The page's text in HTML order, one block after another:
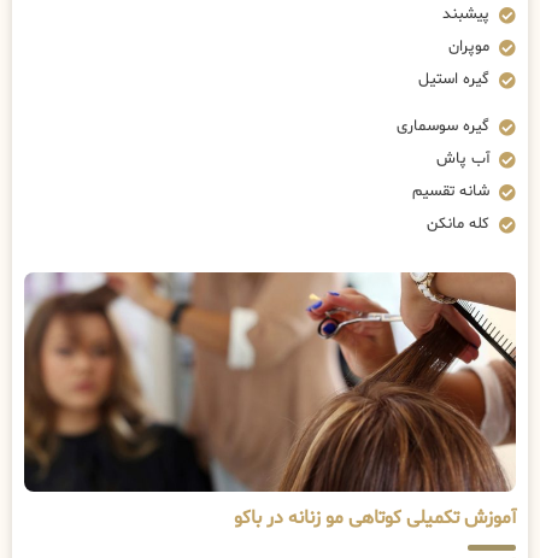
پیشبند
موپران
گیره استیل
گیره سوسماری
آب پاش
شانه تقسیم
کله مانکن
آموزش تکمیلی کوتاهی مو زنانه در باکو